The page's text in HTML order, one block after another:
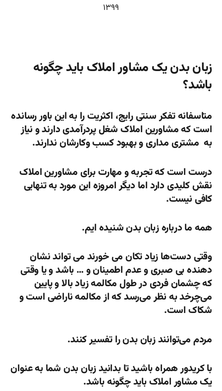
۱۳۹۹
زبان بدن یک مشاور املاک باید چگونه
باشد؟
متاسفانه تفکر سنتی رایج، اکثریت را به این باور رسانده
است که مشاورین املاک شغل پردرآمدی دارند و نیاز
به مشتری مداری و بهبود کسب وکارشان ندارند.
درست است که تجربه و مهارت برای مشاورین املاک
نقش کلیدی دارد اما دیگر امروزه این مورد به تنهایی
کافی نیست.
همه ما درباره زبان بدن شنیده ایم.
وقتی دست‌ها زیاد تکان می خورند می تواند نشان
دهنده بی صبری و عدم اطمینان و … باشد و یا وقتی
که چشمان فردی در طول مکالمه زیاد بالا و پایین
می‌چرخد به نظر می‌رسد که از مکالمه ناراضی است و
شکاک است.
مردم می‌توانند زبان بدن را تفسیر کنند.
با کریدور همراه باشید تا بدانید زبان بدن شما به عنوان
یک مشاور املاک باید چگونه باشد.